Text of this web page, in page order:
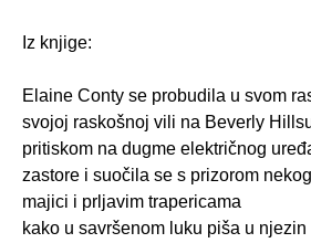
Iz knjige:
Elaine Conty se probudila u svom
svojoj raskošnoj vili na Beverly
pritiskom na dugme električnog
zastore i suočila se s prizorom
majici i prljavim trapericama
kako u savršenom luku piša u